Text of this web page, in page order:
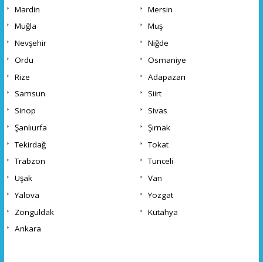
Mardin
Mersin
Muğla
Muş
Nevşehir
Niğde
Ordu
Osmaniye
Rize
Adapazarı
Samsun
Siirt
Sinop
Sivas
Şanlıurfa
Şırnak
Tekirdağ
Tokat
Trabzon
Tunceli
Uşak
Van
Yalova
Yozgat
Zonguldak
Kütahya
Ankara